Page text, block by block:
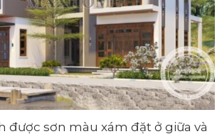
được sơn màu xám đặt ở giữa và